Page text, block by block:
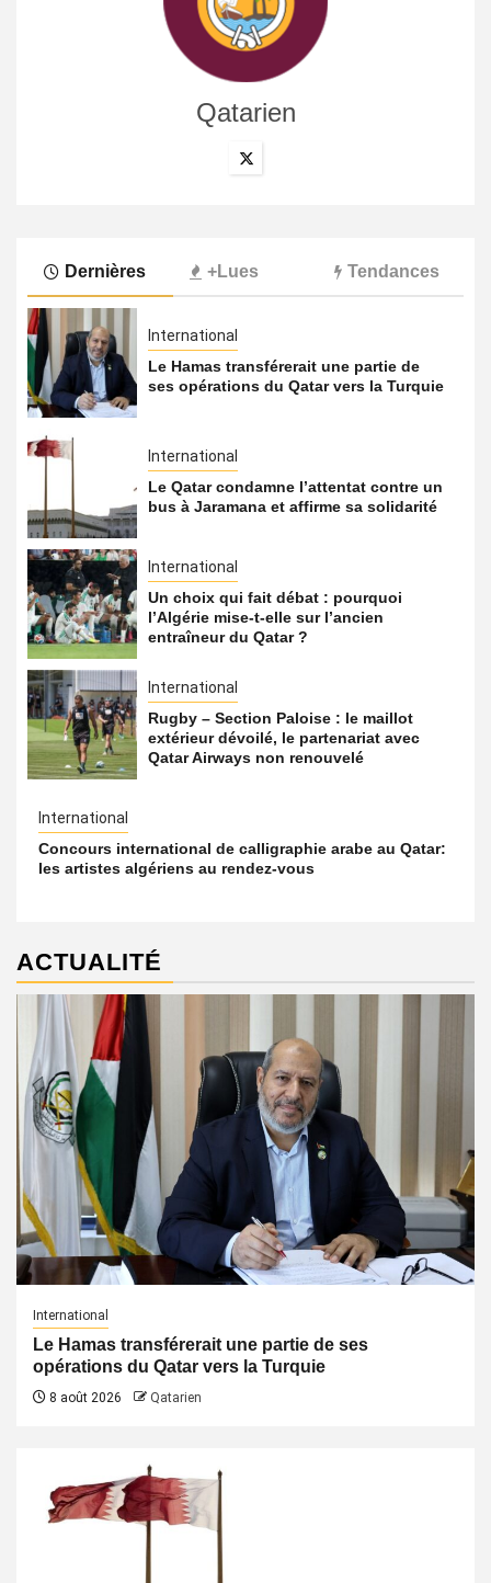
Qatarien
Dernières +Lues Tendances
International
Le Hamas transférerait une partie de
ses opérations du Qatar vers la Turquie
International
Le Qatar condamne l’attentat contre un
bus à Jaramana et affirme sa solidarité
International
Un choix qui fait débat : pourquoi
l’Algérie mise-t-elle sur l’ancien
entraîneur du Qatar ?
International
Rugby – Section Paloise : le maillot
extérieur dévoilé, le partenariat avec
Qatar Airways non renouvelé
International
Concours international de calligraphie arabe au Qatar:
les artistes algériens au rendez-vous
ACTUALITÉ
International
Le Hamas transférerait une partie de ses
opérations du Qatar vers la Turquie
8 août 2026 Qatarien